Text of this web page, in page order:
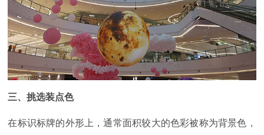
三、挑选装点色
在标识标牌的外形上，通常面积较大的色彩被称为背景色，